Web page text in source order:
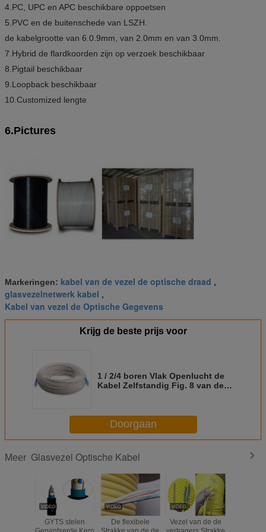
4.PC, UPC en APC beschikbare oppoetsen
5.PVC en de buitenschede van LSZH.
de kabelgrootte van 6.0.9mm, van 2.0mm en van 3.0mm.
7.Hybrid de flardkoorden zijn op verzoek beschikbaar
8.Pigtail beschikbaar
9.Loopback beschikbaar
10.Customized lengte
6.Pictures
Markeringen: kabel van de vezel de optische draad ,
glasvezelnetwerk kabel ,
Kabel van vezel de Optische Gegevens
Krijg de beste prijs voor
1 / 2/4 boren Vlak Openlucht de
Kabel Zelfstandig Fig. 8 van de
Doorgaan
Meer Glasvezel Optische Kabel
GYTS stelen
De flexibele
Vezel van de de